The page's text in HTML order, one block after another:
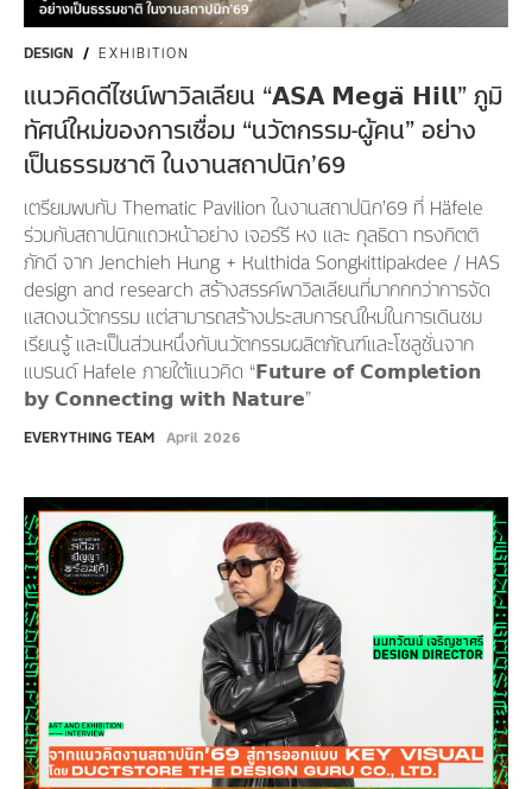
DESIGN / EXHIBITION
แนวคิดดีไซน์พาวิลเลียน “𝗔𝗦𝗔 𝗠𝗲𝗴𝗮̈ 𝗛𝗶𝗹𝗹” ภูมิ
ทัศน์ใหม่ของการเชื่อม “นวัตกรรม-ผู้คน” อย่าง
เป็นธรรมชาติ ในงานสถาปนิก’69
เตรียมพบกับ Thematic Pavilion ในงานสถาปนิก’69 ที่ Häfele
ร่วมกับสถาปนิกแถวหน้าอย่าง เจอร์รี หง และ กุลธิดา ทรงกิตติ
ภักดี จาก Jenchieh Hung + Kulthida Songkittipakdee / HAS
design and research สร้างสรรค์พาวิลเลียนที่มากกกว่าการจัด
แสดงนวัตกรรม แต่สามารถสร้างประสบการณ์ใหม่ในการเดินชม
เรียนรู้ และเป็นส่วนหนึ่งกับนวัตกรรมผลิตภัณฑ์และโซลูชั่นจาก
แบรนด์ Hafele ภายใต้แนวคิด “𝗙𝘂𝘁𝘂𝗿𝗲 𝗼𝗳 𝗖𝗼𝗺𝗽𝗹𝗲𝘁𝗶𝗼𝗻
𝗯𝘆 𝗖𝗼𝗻𝗻𝗲𝗰𝘁𝗶𝗻𝗴 𝘄𝗶𝘁𝗵 𝗡𝗮𝘁𝘂𝗿𝗲”
EVERYTHING TEAM April 2026